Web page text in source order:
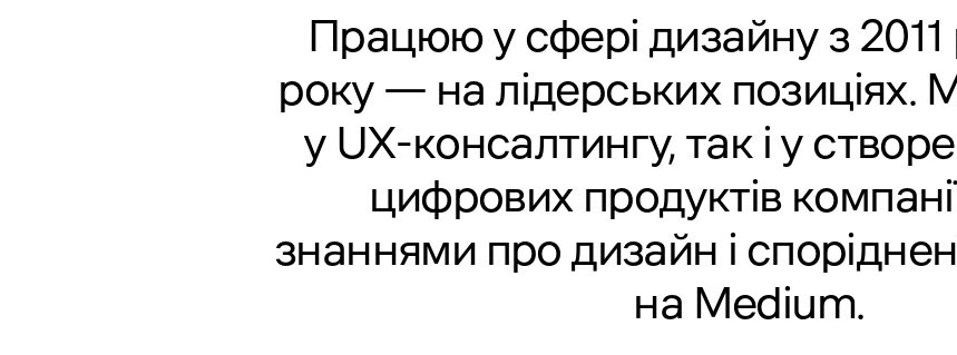
Працюю у сфері дизайну з 2011
року — на лідерських позиціях.
у UX-консалтингу, так і у
цифрових продуктів
знаннями про дизайн і
на Medium.